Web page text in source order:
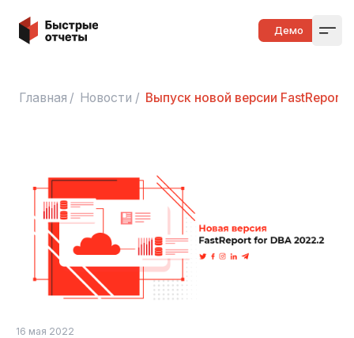
Быстрые отчеты Демо
Главная / Новости / Выпуск новой версии FastReport
16 мая 2022